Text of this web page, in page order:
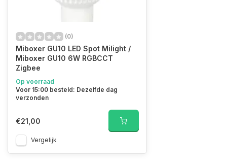
(0)
Miboxer GU10 LED Spot Milight /
Miboxer GU10 6W RGBCCT
Zigbee
Op voorraad
Voor 15:00 besteld: Dezelfde dag
verzonden
€21,00
Vergelijk